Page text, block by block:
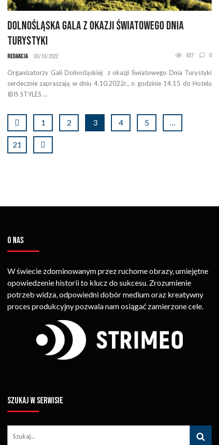
Dolnośląska Gala z okazji Światowego Dnia
Turystyki
Redakcja 03/10/2022 837 0
Organizatorzy Gali Dolnośląskiej z okazji Światowego Dnia Turystyki
serdecznie zapraszają w dniu 4.10.2022r., o godzinie 14.15 do Hotelu
IBIS STYLES ...
1 2 3 4 5 …
21
O NAS
W świecie zdominowanym przez ruchome obrazy, umiejętne
opowiedzenie historii to klucz do sukcesu. Zrozumienie
potrzeb widza, odpowiedni dobór medium oraz kreatywny
proces produkcyjny pozwala nam osiągać zamierzone cele.
SZUKAJ W SERWISIE